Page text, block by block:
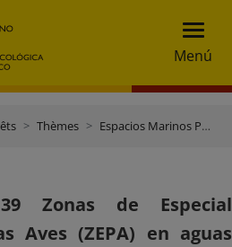
Menú
Thèmes Espacios Marinos Protegidos
Zonas de Especial
Aves (ZEPA) en aguas